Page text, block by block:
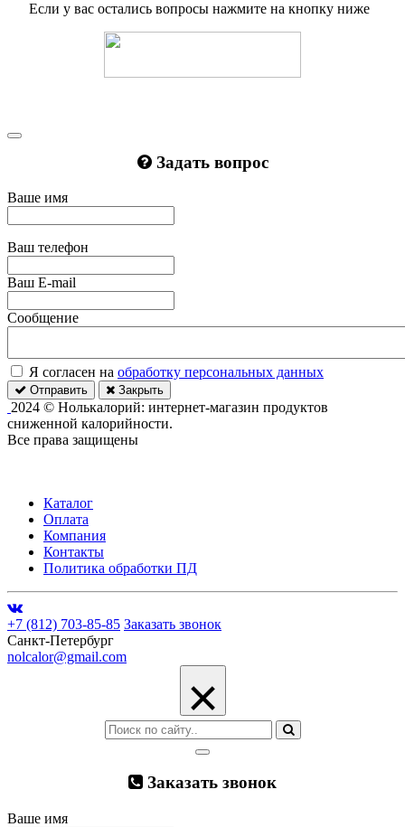
Если у вас остались вопросы нажмите на кнопку ниже
Задать вопрос
Ваше имя
Ваш телефон
Ваш E-mail
Сообщение
Я согласен на обработку персональных данных
Отправить Закрыть
2024 © Нолькалорий: интернет-магазин продуктов
сниженной калорийности.
Все права защищены
Каталог
Оплата
Компания
Контакты
Политика обработки ПД
+7 (812) 703-85-85 Заказать звонок
Санкт-Петербург
nolcalor@gmail.com
×
Заказать звонок
Ваше имя